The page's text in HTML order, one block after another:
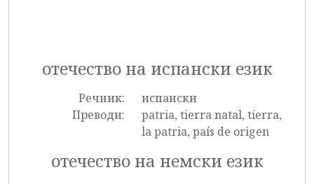
отечество на испански език
Речник:
испански
Преводи:
patria, tierra natal, tierra,
la patria, país de origen
отечество на немски език